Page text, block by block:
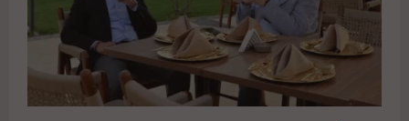
%d8%a3%d8%ad%d8%af%d8%ab-%d9%85/"
href="#">